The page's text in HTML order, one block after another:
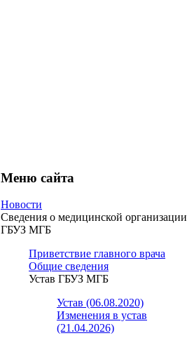
Меню сайта
Новости
Сведения о медицинской организации
ГБУЗ МГБ
Приветствие главного врача
Общие сведения
Устав ГБУЗ МГБ
Устав (06.08.2020)
Изменения в устав
(21.04.2026)